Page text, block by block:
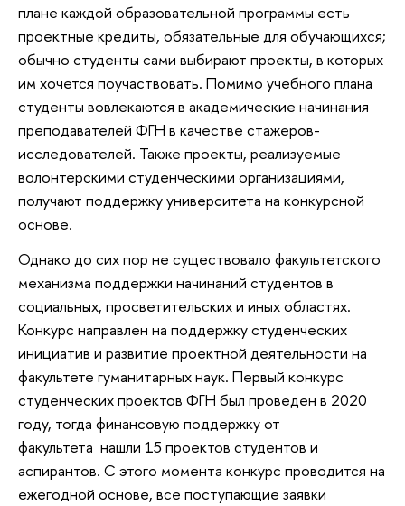
плане каждой образовательной программы есть
проектные кредиты, обязательные для обучающихся;
обычно студенты сами выбирают проекты, в которых
им хочется поучаствовать. Помимо учебного плана
студенты вовлекаются в академические начинания
преподавателей ФГН в качестве стажеров-
исследователей. Также проекты, реализуемые
волонтерскими студенческими организациями,
получают поддержку университета на конкурсной
основе.
Однако до сих пор не существовало факультетского
механизма поддержки начинаний студентов в
социальных, просветительских и иных областях.
Конкурс направлен на поддержку студенческих
инициатив и развитие проектной деятельности на
факультете гуманитарных наук. Первый конкурс
студенческих проектов ФГН был проведен в 2020
году, тогда финансовую поддержку от
факультета нашли 15 проектов студентов и
аспирантов. С этого момента конкурс проводится на
ежегодной основе, все поступающие заявки